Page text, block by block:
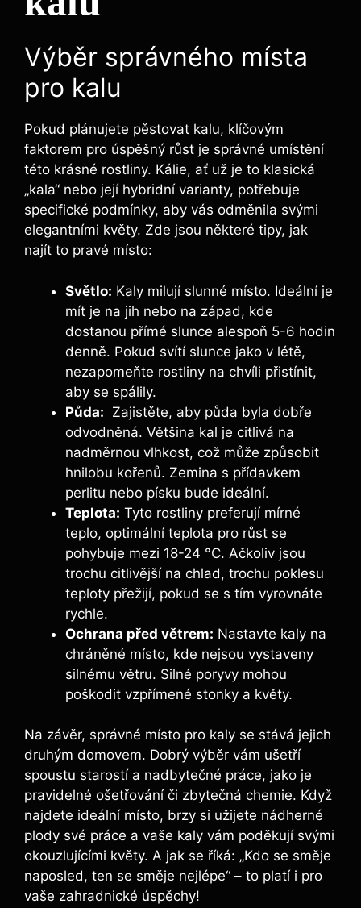
Výběr správného místa
pro kalu
Pokud plánujete pěstovat kalu, ‍klíčovým
faktorem pro ‌úspěšný růst je správné ⁣umístění
této⁣ krásné rostliny. Kálie, ať už je to klasická
„kala“ nebo její hybridní varianty, potřebuje
specifické podmínky, aby vás odměnila svými
elegantními květy. Zde jsou některé tipy, jak
najít⁢ to pravé místo:
Světlo: Kaly milují slunné​ místo. Ideální je
mít je na jih nebo na západ, kde
dostanou přímé slunce‌ alespoň 5-6 hodin
denně. Pokud svítí slunce jako v létě,
nezapomeňte rostliny na chvíli přistínit,
aby‍ se spálily.
Půda: ‌ Zajistěte, aby půda byla dobře
odvodněná. Většina kal je citlivá⁢ na
nadměrnou vlhkost, což může způsobit
hnilobu kořenů. Zemina s přídavkem
perlitu nebo ‍písku bude ideální.
Teplota: Tyto rostliny preferují mírné
teplo, optimální teplota pro růst⁢ se
pohybuje‌ mezi 18-24 °C. Ačkoliv jsou
trochu citlivější na chlad, trochu poklesu
teploty přežijí, pokud se s tím vyrovnáte
rychle.
Ochrana před větrem: Nastavte kaly na
chráněné místo, kde nejsou vystaveny
silnému větru. Silné poryvy mohou
poškodit vzpřímené​ stonky a květy.
Na závěr, správné ⁣místo ⁤pro kaly se stává jejich
druhým domovem. Dobrý⁤ výběr vám ušetří
spoustu ⁢starostí a nadbytečné práce, jako je
pravidelné ⁤ošetřování či⁤ zbytečná chemie. Když
najdete ideální místo, brzy‌ si užijete nádherné
plody ‍své práce a vaše kaly vám poděkují svými
okouzlujícími květy. A jak se říká: „Kdo se směje
naposled, ten se směje nejlépe“‍ – to platí i pro
vaše zahradnické úspěchy!